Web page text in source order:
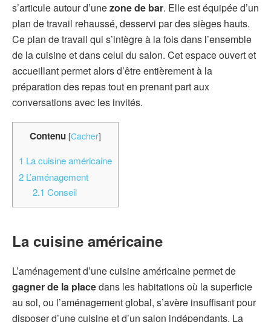
s’articule autour d’unezone de bar. Elle est équipée d’un
plan de travail rehaussé, desservi par des sièges hauts.
Ce plan de travail qui s’intègre à la fois dans l’ensemble
de la cuisine et dans celui du salon. Cet espace ouvert et
accueillant permet alors d’être entièrement à la
préparation des repas tout en prenant part aux
conversations avec les invités.
Contenu [Cacher]
1 La cuisine américaine
2 L’aménagement
2.1 Conseil
La cuisine américaine
L’aménagement d’une cuisine américaine permet de
gagner de la placedans les habitations où la superficie
au sol, ou l’aménagement global, s’avère insuffisant pour
disposer d’une cuisine et d’un salon indépendants. La